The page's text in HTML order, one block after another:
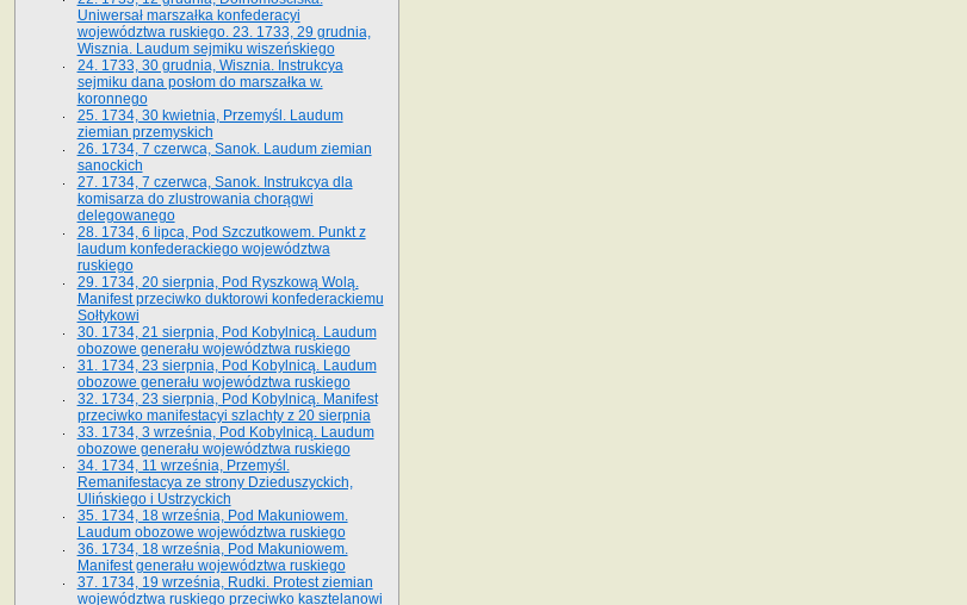
Uniwersał marszałka konfederacyi
województwa ruskiego. 23. 1733, 29 grudnia,
Wisznia. Laudum sejmiku wiszeńskiego
24. 1733, 30 grudnia, Wisznia. Instrukcya
sejmiku dana posłom do marszałka w.
koronnego
25. 1734, 30 kwietnia, Przemyśl. Laudum
ziemian przemyskich
26. 1734, 7 czerwca, Sanok. Laudum ziemian
sanockich
27. 1734, 7 czerwca, Sanok. Instrukcya dla
komisarza do zlustrowania chorągwi
delegowanego
28. 1734, 6 lipca, Pod Szczutkowem. Punkt z
laudum konfederackiego województwa
ruskiego
29. 1734, 20 sierpnia, Pod Ryszkową Wolą.
Manifest przeciwko duktorowi konfederackiemu
Sołtykowi
30. 1734, 21 sierpnia, Pod Kobylnicą. Laudum
obozowe generału województwa ruskiego
31. 1734, 23 sierpnia, Pod Kobylnicą. Laudum
obozowe generału województwa ruskiego
32. 1734, 23 sierpnia, Pod Kobylnicą. Manifest
przeciwko manifestacyi szlachty z 20 sierpnia
33. 1734, 3 września, Pod Kobylnicą. Laudum
obozowe generału województwa ruskiego
34. 1734, 11 września, Przemyśl.
Remanifestacya ze strony Dzieduszyckich,
Ulińskiego i Ustrzyckich
35. 1734, 18 września, Pod Makuniowem.
Laudum obozowe województwa ruskiego
36. 1734, 18 września, Pod Makuniowem.
Manifest generału województwa ruskiego
37. 1734, 19 września, Rudki. Protest ziemian
województwa ruskiego przeciwko kasztelanowi